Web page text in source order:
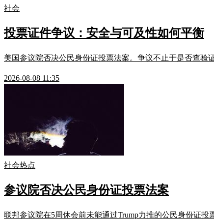
社会
投票证件争议：安全与可及性如何平衡
美国参议院否决公民身份证投票法案。争议不止于是否查验
2026-08-08 11:35
社会热点
参议院否决公民身份证投票法案
联邦参议院在5周休会前未能通过Trump力推的公民身份证